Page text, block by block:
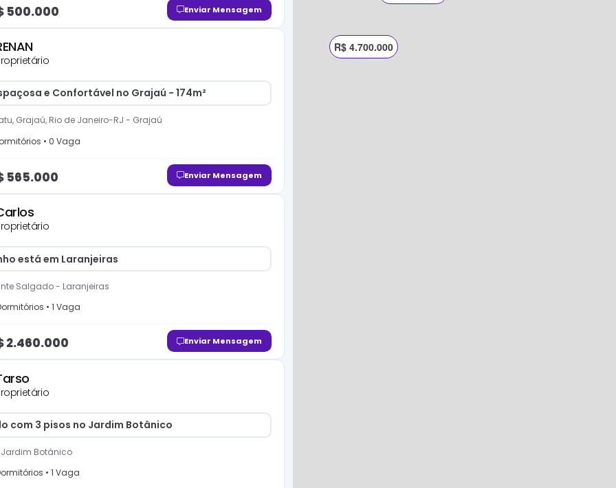
500.000 Enviar Mensagem
e Confortável no Grajaú - 174m²
Grajaú, Rio de Janeiro-RJ - Grajaú
s • 0 Vaga
565.000 Enviar Mensagem
está em Laranjeiras
Salgado- Laranjeiras
s • 1 Vaga
2.460.000 Enviar Mensagem
com 3 pisos no Jardim Botânico
Jardim Botânico
s • 1 Vaga
R$ 4.700.000